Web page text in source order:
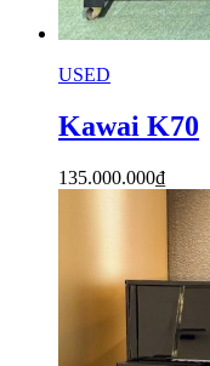
USED
Kawai K70
135.000.000₫